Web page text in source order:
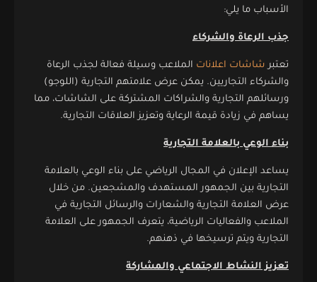
الأسباب ما يلي:
جذب الرعاة والشركاء
تعتبر شاشات اعلانات الملاعب وسيلة فعالة لجذب الرعاة
والشركاء التجاريين. يمكن عرض علامتهم التجارية (اللوجو)
ورسائلهم التجارية والشراكات المشتركة على الشاشات، مما
يساهم في زيادة قيمة الرعاية وتعزيز العلاقات التجارية.
بناء الوعي بالعلامة التجارية
يساعد الإعلان في المجال الرياضي على بناء الوعي بالعلامة
التجارية بين الجمهور المستهدف والمشجعين. من خلال
عرض العلامة التجارية والشعارات والرسائل التجارية في
الملاعب والفعاليات الرياضية، يتعرف الجمهور على العلامة
التجارية ويتم ترسيخها في ذهنهم.
تعزيز النشاط الاجتماعي والمشاركة